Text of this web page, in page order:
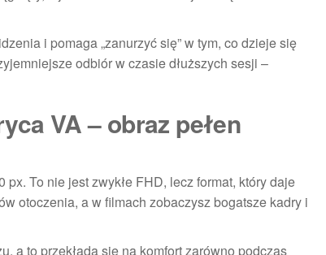
i pomaga „zanurzyć się” w tym, co dzieje się
odbiór w czasie dłuższych sesji –
VA – obraz pełen
To nie jest zwykłe FHD, lecz format, który daje
otoczenia, a w filmach zobaczysz bogatsze kadry i
a to przekłada się na komfort zarówno podczas